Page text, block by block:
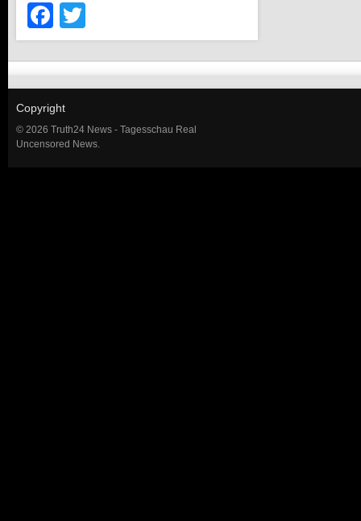
Facebook
Copyright
© 2026 Truth24 News - Tagesschau Real
Uncensored News.